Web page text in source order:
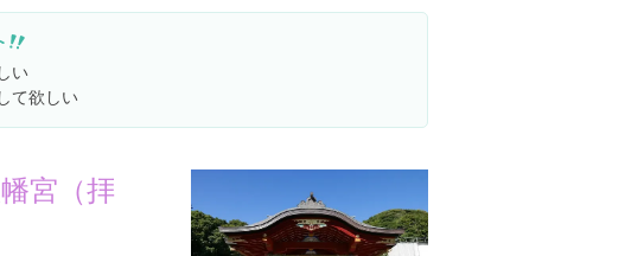
Places
い
て欲しい
宮（拝